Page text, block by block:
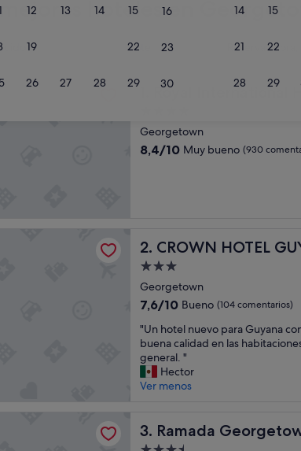
12 13 14 15 16
19 22 23
26 27 28 29 30
14 15
21 22
28 29
hoteles en
Hotel Reserva
1. Royal International
Royal International Hotel
de
4.0 estrellas
Georgetown
8.4
8,4/10 Muy bueno (930
Hotel
2. CROWN HOTEL
CROWN HOTEL GUYANA
Alojamiento
de
3.0 estrellas
Georgetown
7.6
10,
Bueno,
(104 comentarios)
7,6/10 Bueno (104 comentarios)
"
U
n
h
o
l
"Un hotel nuevo para Guyana
buena calidad en las
general. "
Hector
Ver menos
3. Ramada
Ramada Georgetown